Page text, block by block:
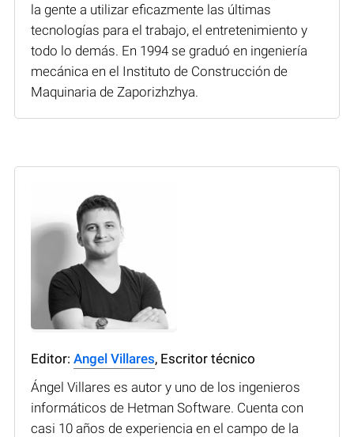
la gente a utilizar eficazmente las últimas
tecnologías para el trabajo, el entretenimiento y
todo lo demás. En 1994 se graduó en ingeniería
mecánica en el Instituto de Construcción de
Maquinaria de Zaporizhzhya.
Editor: Angel Villares, Escritor técnico
Ángel Villares es autor y uno de los ingenieros
informáticos de Hetman Software. Cuenta con
casi 10 años de experiencia en el campo de la